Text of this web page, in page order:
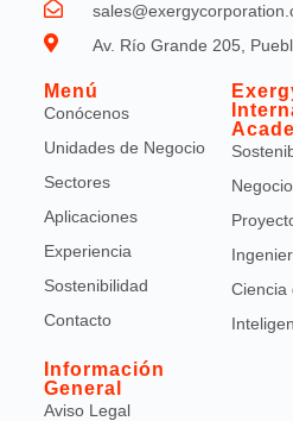
Av. Río Grande 205,
Menú
Conócenos
Unidades de Negocio
Sectores
Aplicaciones
Experiencia
Sostenibilidad
Contacto
Ciencia
Información
General
Aviso Legal